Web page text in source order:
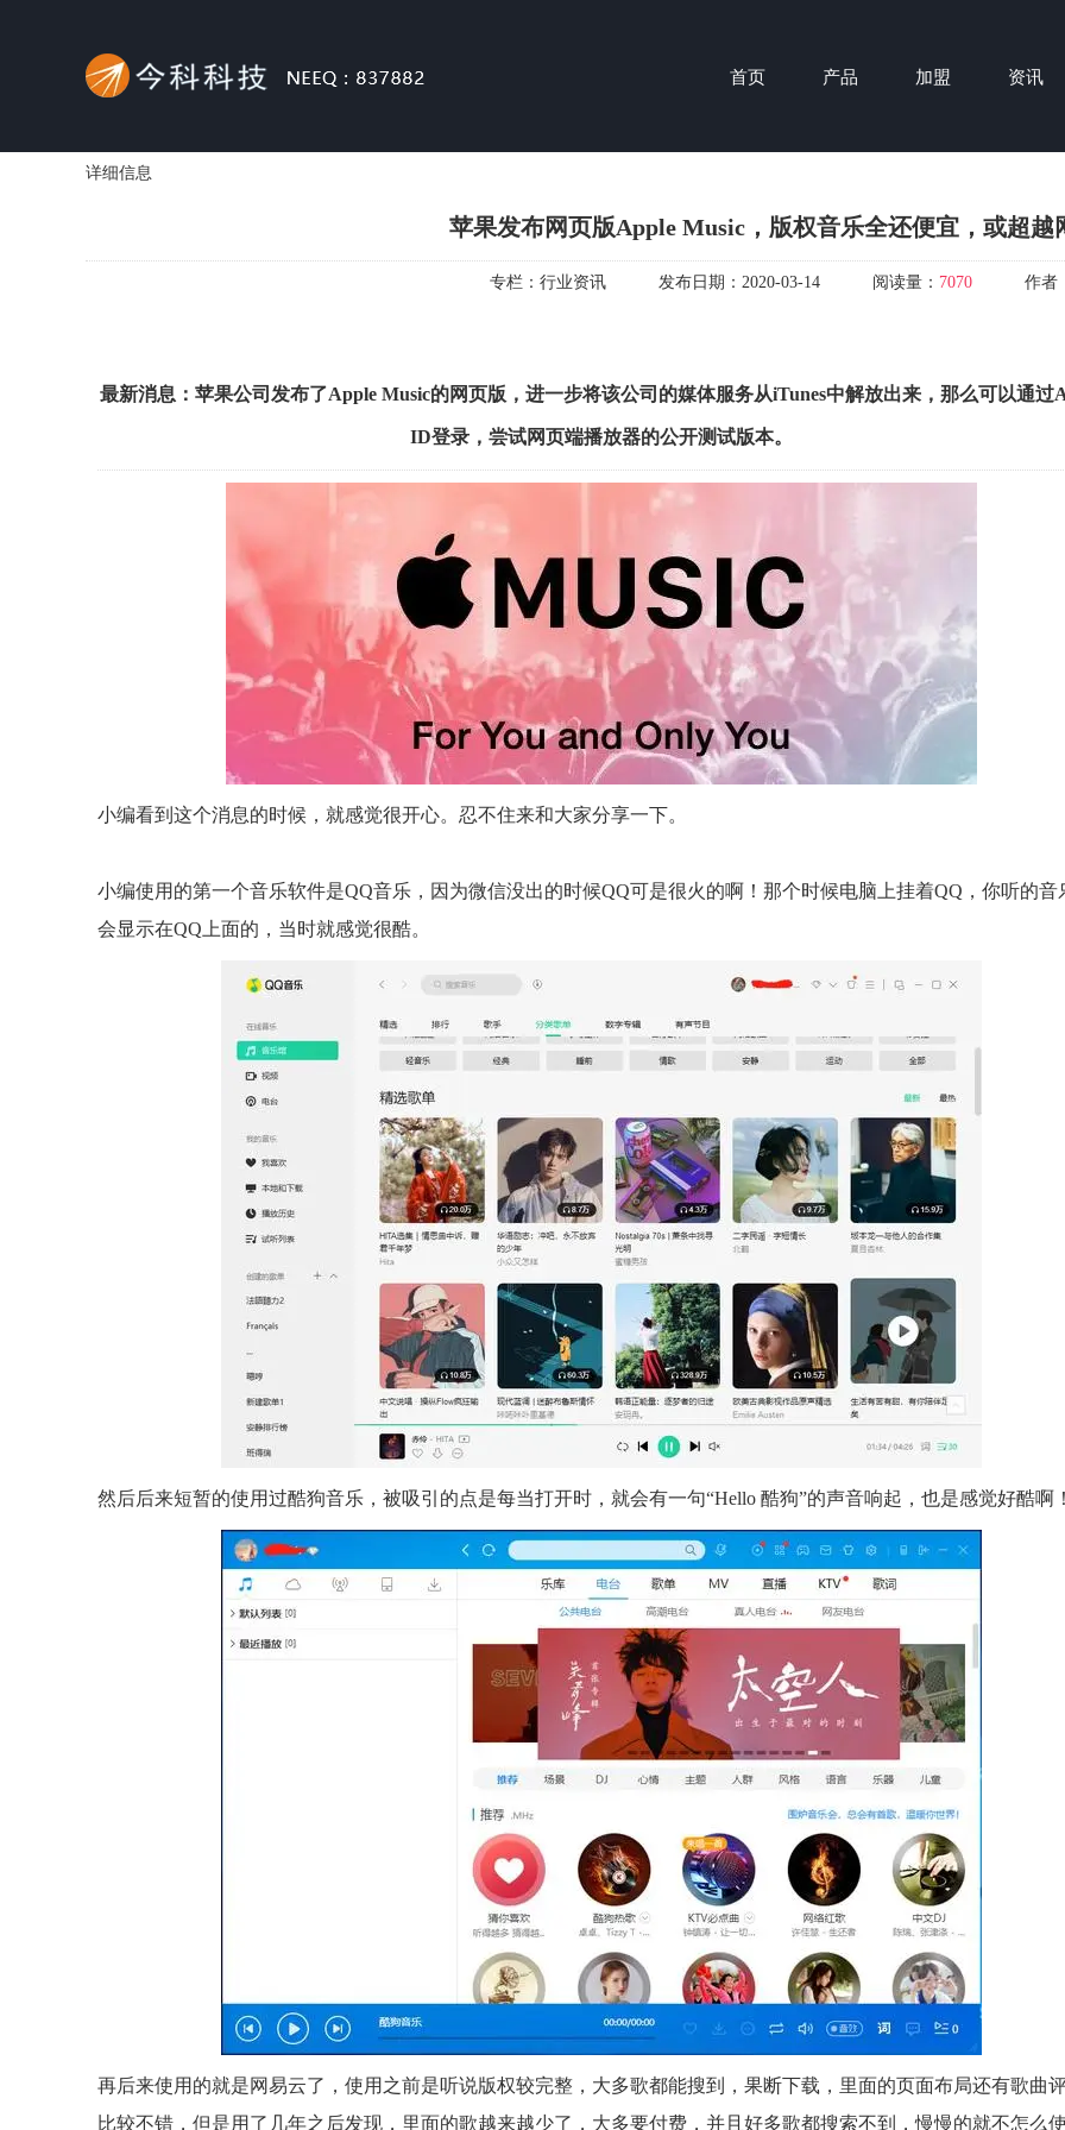
首页 产品 加盟 资讯
详细信息
苹果发布网页版Apple Music，版权音乐全还便宜，或超越
专栏： 行业资讯 发布日期： 2020-03-14 阅读量： 7070 作者
最新消息：苹果公司发布了Apple Music的网页版，进一步将该公司的媒体服务从iTunes中解放出来，那么可以通过
ID登录，尝试网页端播放器的公开测试版本。
小编看到这个消息的时候，就感觉很开心。忍不住来和大家分享一下。
小编使用的第一个音乐软件是QQ音乐，因为微信没出的时候QQ可是很火的啊！那个时候电脑上挂着QQ，你听的音
会显示在QQ上面的，当时就感觉很酷。
然后后来短暂的使用过酷狗音乐，被吸引的点是每当打开时，就会有一句“Hello 酷狗”的声音响起，也是感觉好酷啊
再后来使用的就是网易云了，使用之前是听说版权较完整，大多歌都能搜到，果断下载，里面的页面布局还有歌曲
比较不错，但是用了几年之后发现，里面的歌越来越少了，大多要付费，并且好多歌都搜索不到，慢慢的就不怎么